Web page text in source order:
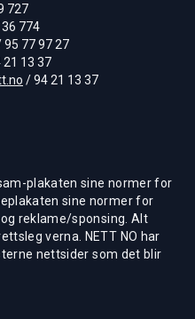
727
774
95 77 97 27
21 13 37
/ 94 21 13 37
plakaten sine normer for
sine normer for
reklame/sponsing. Alt
verna. NETT NO har
nettsider som det blir